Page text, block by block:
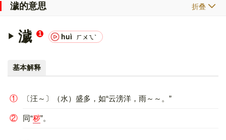
濊的意思 折叠
濊 1 huì ㄏㄨㄟˋ
基本解释
① 〔汪～〕（水）盛多，如“云滂洋，雨～～。”
② 同“秽”。